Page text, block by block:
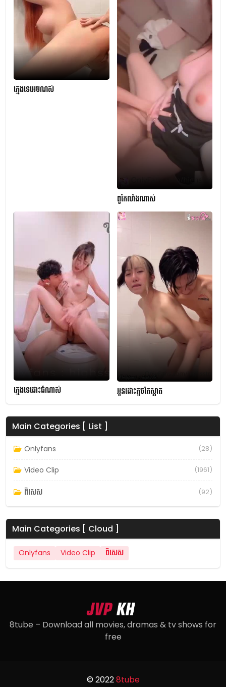
ក្មេងទេអេមណស់
ពូកែលាំងណាស់
ក្មេងទេដោះធំណាស់ អូនដោះតូចតែស្អាត
Main Categories [ List ]
Onlyfans (28)
Video Clip (1961)
ពិសេស (92)
Main Categories [ Cloud ]
Onlyfans Video Clip ពិសេស
8tube – Download all movies, dramas & tv shows for
free
© 20228tube